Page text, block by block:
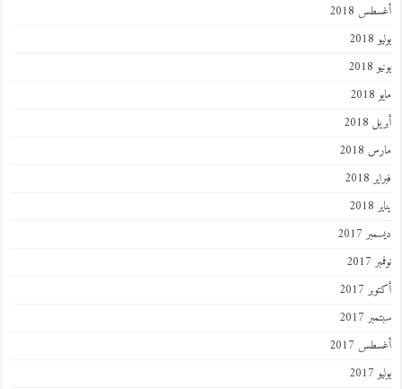
أغسطس 2018
يوليو 2018
يونيو 2018
مايو 2018
أبريل 2018
مارس 2018
فبراير 2018
يناير 2018
ديسمبر 2017
نوفمبر 2017
أكتوبر 2017
سبتمبر 2017
أغسطس 2017
يوليو 2017